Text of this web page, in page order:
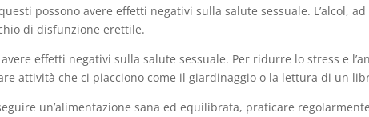
possono avere effetti negativi sulla salute sessuale. L’alcol,
di disfunzione erettile.
effetti negativi sulla salute sessuale. Per ridurre lo stress e
attività che ci piacciono come il giardinaggio o la lettura di un
un’alimentazione sana ed equilibrata, praticare